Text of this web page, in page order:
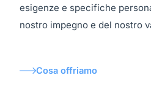
esigenze e specifiche
nostro impegno e del nostro
Cosa offriamo